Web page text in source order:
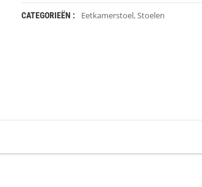
CATEGORIEËN : Eetkamerstoel,Stoelen